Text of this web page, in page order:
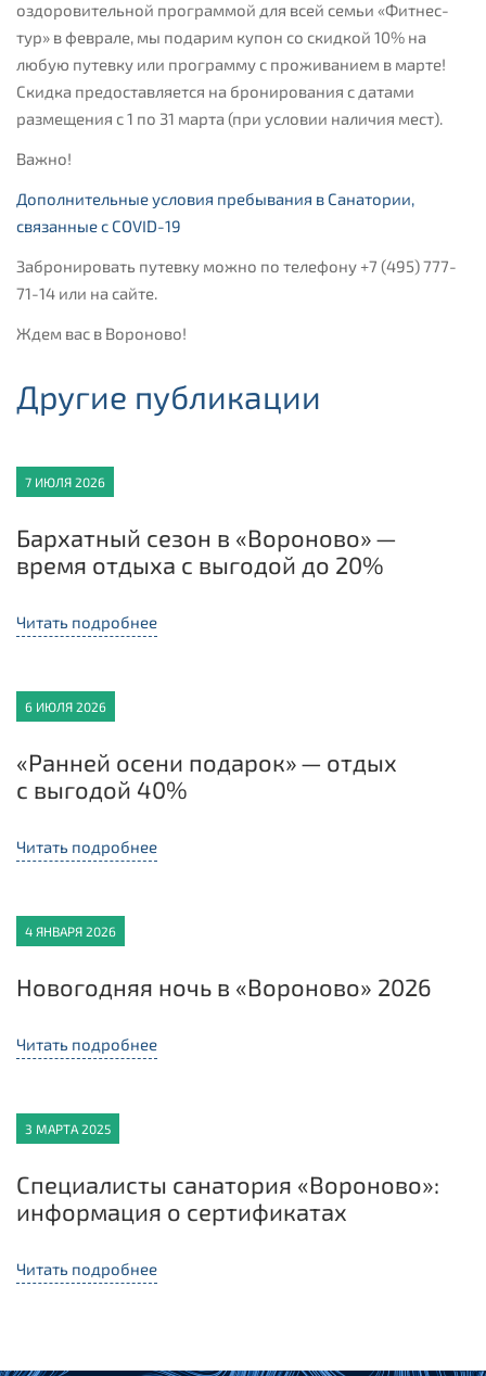
оздоровительной программой для всей семьи «Фитнес-
тур» в феврале, мы подарим купон со скидкой 10% на
любую путевку или программу с проживанием в марте!
Скидка предоставляется на бронирования с датами
размещения с 1 по 31 марта (при условии наличия мест).
Важно!
Дополнительные условия пребывания в Санатории,
связанные с COVID-19
Забронировать путевку можно по телефону +7 (495) 777-
71-14 или на сайте.
Ждем вас в Вороново!
Другие публикации
7 ИЮЛЯ 2026
Бархатный сезон в «Вороново» —
время отдыха с выгодой до 20%
Читать подробнее
6 ИЮЛЯ 2026
«Ранней осени подарок» — отдых
с выгодой 40%
Читать подробнее
4 ЯНВАРЯ 2026
Новогодняя ночь в «Вороново» 2026
Читать подробнее
3 МАРТА 2025
Специалисты санатория «Вороново»:
информация о сертификатах
Читать подробнее